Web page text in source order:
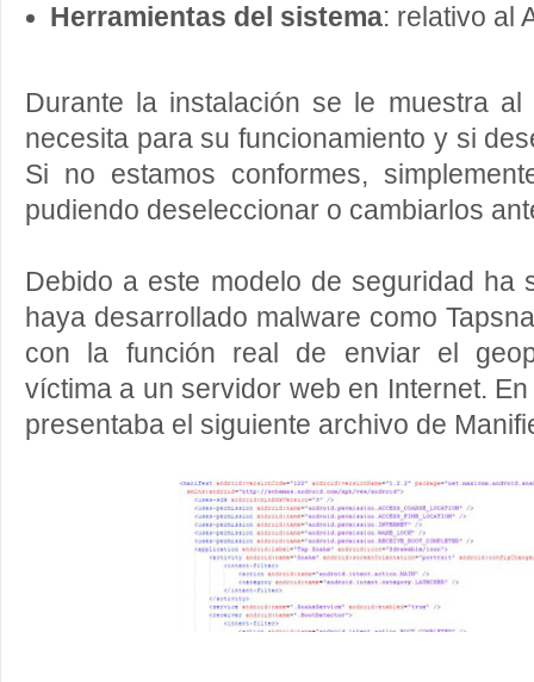
Herramientas del sistema: relativo al
Durante la instalación se le muestra
necesita para su funcionamiento y si
Si no estamos conformes,
pudiendo deseleccionar o cambiarlos
Debido a este modelo de seguridad ha
haya desarrollado malware como
con la función real de enviar el
víctima a un servidor web en Internet.
presentaba el siguiente archivo de